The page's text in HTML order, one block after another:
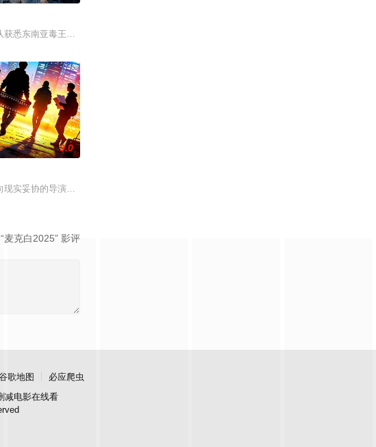
、妹妹舞一起生活的照屋踊，憧憬舞蹈学校的丽莎，开始了舞蹈生涯。
获悉东南亚毒王廖爷将携600余公斤毒品来云交易，火速成立“斩毒行动”专案组，借调警员安迪
9.0
现实妥协的导演朱达仁萌生拍一部《河南人在北京》电影的念头，在说服主编姚松、老乡韩战
麦克白2025” 影评
歌地图
必应爬虫
减电影在线看